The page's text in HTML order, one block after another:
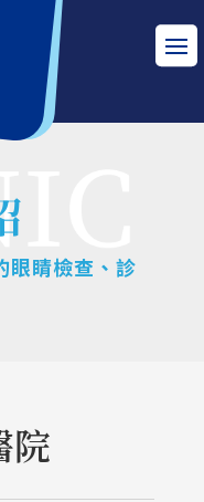
眼睛檢查、診
院